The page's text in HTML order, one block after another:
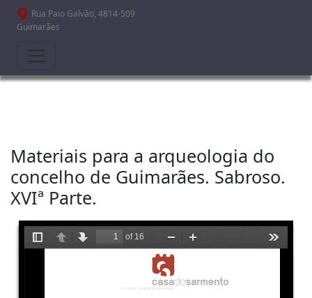
Passar para o conteúdo principal
Rua Paio Galvão, 4814-509
Guimarães
Materiais para a arqueologia do
concelho de Guimarães. Sabroso.
XVIª Parte.